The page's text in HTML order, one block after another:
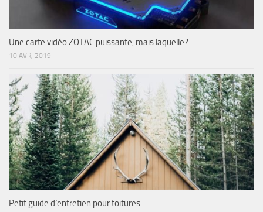
Une carte vidéo ZOTAC puissante, mais laquelle?
10 AVR, 2019
Petit guide d’entretien pour toitures